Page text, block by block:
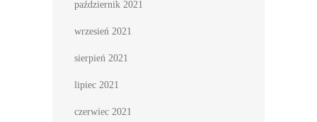
październik 2021
wrzesień 2021
sierpień 2021
lipiec 2021
czerwiec 2021